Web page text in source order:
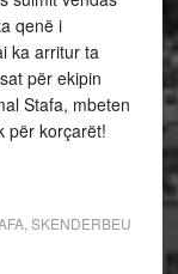
qenë i
ka arritur ta
për ekipin
Stafa, mbeten
për korçarët!
, SKENDERBEU